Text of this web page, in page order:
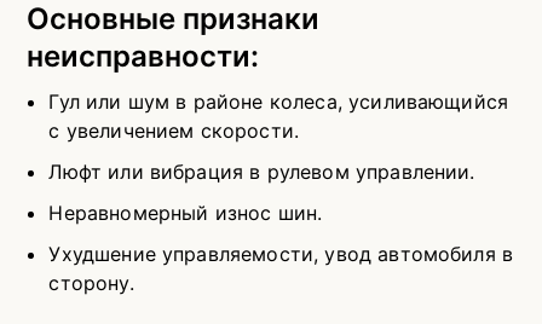
Основные признаки
неисправности:
Гул или шум в районе колеса, усиливающийся
с увеличением скорости.
Люфт или вибрация в рулевом управлении.
Неравномерный износ шин.
Ухудшение управляемости, увод автомобиля в
сторону.